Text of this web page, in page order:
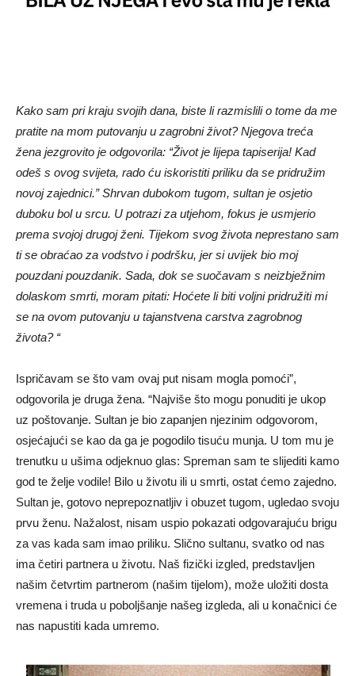
Kako sam pri kraju svojih dana, biste li razmislili o tome da me
pratite na mom putovanju u zagrobni život? Njegova treća
žena jezgrovito je odgovorila: “Život je lijepa tapiserija! Kad
odeš s ovog svijeta, rado ću iskoristiti priliku da se pridružim
novoj zajednici.” Shrvan dubokom tugom, sultan je osjetio
duboku bol u srcu. U potrazi za utjehom, fokus je usmjerio
prema svojoj drugoj ženi. Tijekom svog života neprestano sam
ti se obraćao za vodstvo i podršku, jer si uvijek bio moj
pouzdani pouzdanik. Sada, dok se suočavam s neizbježnim
dolaskom smrti, moram pitati: Hoćete li biti voljni pridružiti mi
se na ovom putovanju u tajanstvena carstva zagrobnog
života? “
Ispričavam se što vam ovaj put nisam mogla pomoći”,
odgovorila je druga žena. “Najviše što mogu ponuditi je ukop
uz poštovanje. Sultan je bio zapanjen njezinim odgovorom,
osjećajući se kao da ga je pogodilo tisuću munja. U tom mu je
trenutku u ušima odjeknuo glas: Spreman sam te slijediti kamo
god te želje vodile! Bilo u životu ili u smrti, ostat ćemo zajedno.
Sultan je, gotovo neprepoznatljiv i obuzet tugom, ugledao svoju
prvu ženu. Nažalost, nisam uspio pokazati odgovarajuću brigu
za vas kada sam imao priliku. Slično sultanu, svatko od nas
ima četiri partnera u životu. Naš fizički izgled, predstavljen
našim četvrtim partnerom (našim tijelom), može uložiti dosta
vremena i truda u poboljšanje našeg izgleda, ali u konačnici će
nas napustiti kada umremo.